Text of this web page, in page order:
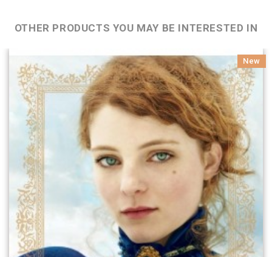
OTHER PRODUCTS YOU MAY BE INTERESTED IN
New